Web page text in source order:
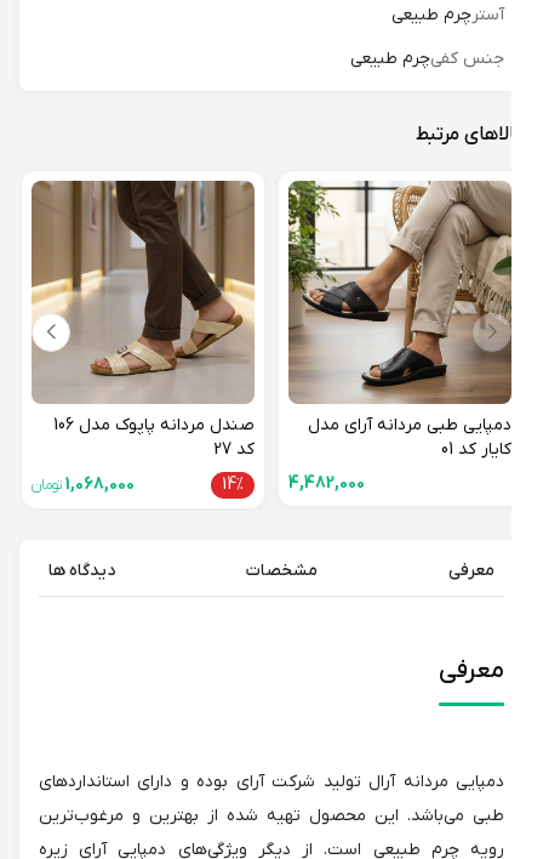
آسترچرم طبیعی
جنس کفی چرم طبیعی
مرتبط
دمپایی طبی مردانه آرای مدل
کایار کد 01
4,482,000
صندل مردانه پاپوک مدل 106
14%
1,068,000تومان
معرفی مشخصات دیدگاه ها
معرفی
دمپایی مردانه آرال تولید شرکت آرای بوده و دارای استانداردهای
طبی می‌باشد. این محصول تهیه شده از بهترین و مرغوب‌ترین
رویه چرم طبیعی است. از دیگر ویژگی‌های دمپایی آرای زیره